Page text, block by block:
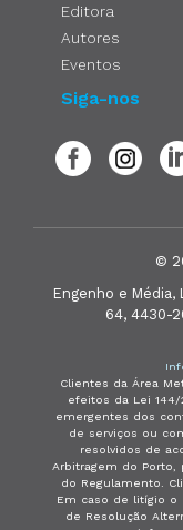
Editora
Autores
Eventos
Siga-nos
©
Engenho e Média,
64, 4430-
Clientes da Área
efeitos da Lei
emergentes dos
de serviços ou
resolvidos de
Arbitragem do
do Regulamento.
Em caso de litígio o
de Resolução